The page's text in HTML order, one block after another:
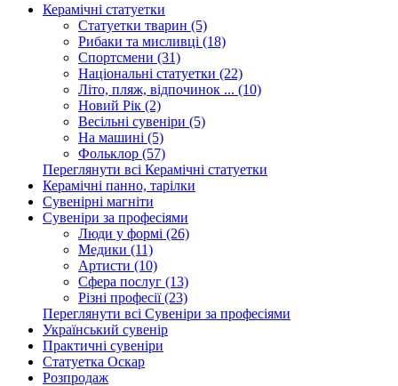
Керамічні статуетки
Статуетки тварин (5)
Рибаки та мисливці (18)
Спортсмени (31)
Національні статуетки (22)
Літо, пляж, відпочинок ... (10)
Новий Рік (2)
Весільні сувеніри (5)
На машині (5)
Фольклор (57)
Переглянути всі Керамічні статуетки
Керамічні панно, тарілки
Сувенірні магніти
Сувеніри за професіями
Люди у формі (26)
Медики (11)
Артисти (10)
Сфера послуг (13)
Різні професії (23)
Переглянути всі Сувеніри за професіями
Український сувенір
Практичні сувеніри
Статуетка Оскар
Розпродаж